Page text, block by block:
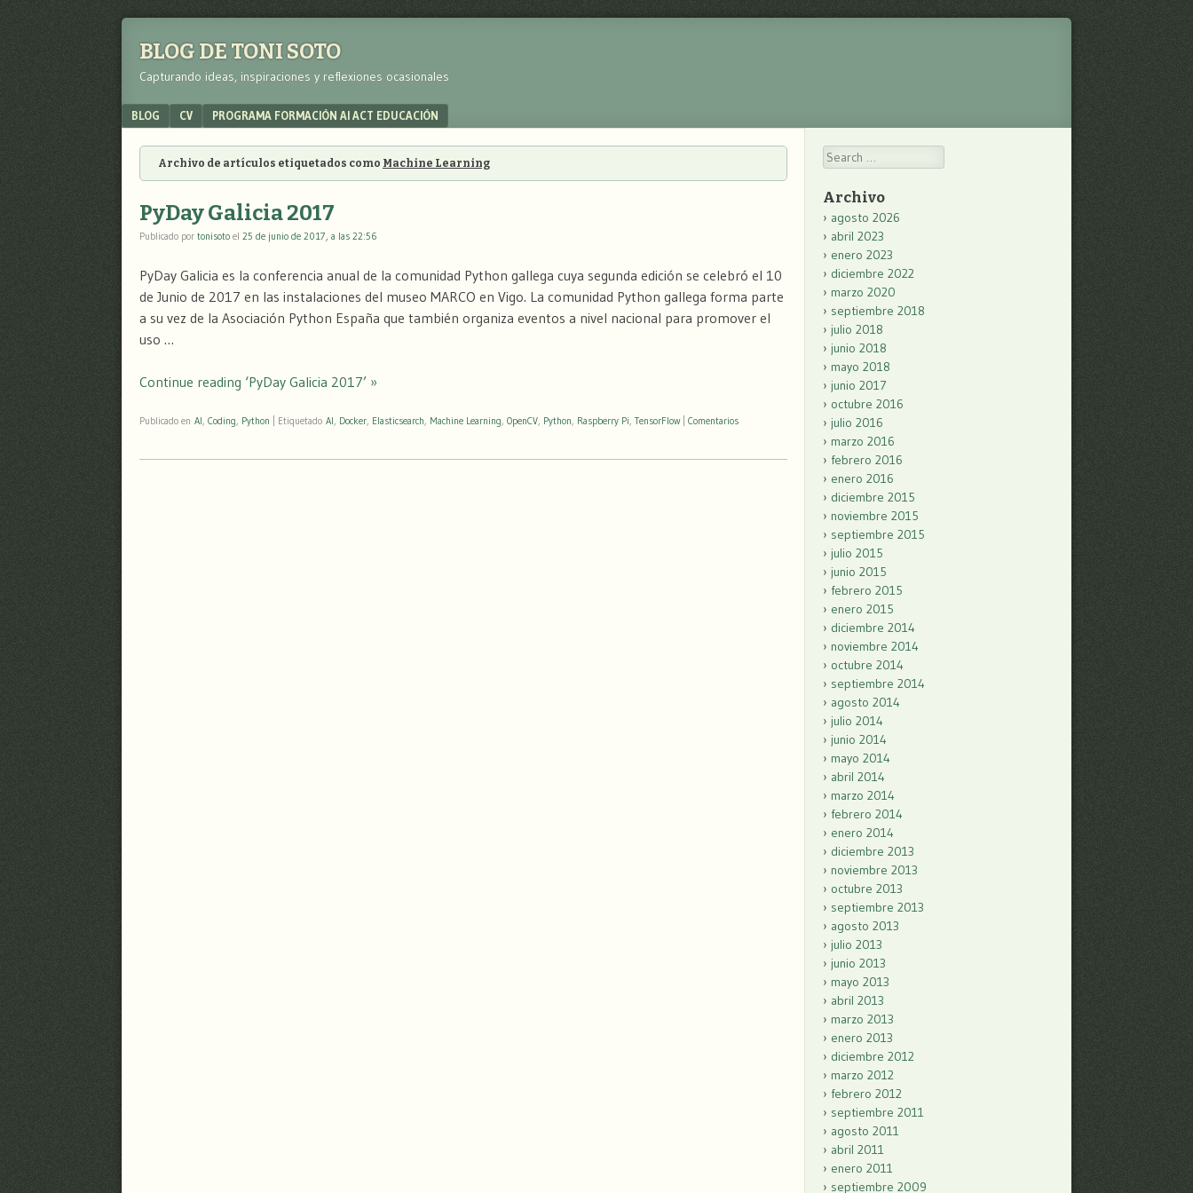
BLOG DE TONI SOTO
Capturando ideas, inspiraciones y reflexiones ocasionales
Menu
SKIP TO CONTENT
BLOG CV PROGRAMA FORMACIÓN AI ACT EDUCACIÓN
Archivo de artículos etiquetados como Machine Learning
PyDay Galicia 2017
Publicado por tonisoto el 25 de junio de 2017, a las 22:56
PyDay Galicia es la conferencia anual de la comunidad Python gallega cuya segunda edición se celebró el 10
de Junio de 2017 en las instalaciones del museo MARCO en Vigo. La comunidad Python gallega forma parte
a su vez de la Asociación Python España que también organiza eventos a nivel nacional para promover el
uso …
Continue reading ‘PyDay Galicia 2017’ »
Publicado en AI, Coding, Python Etiquetado AI, Docker, Elasticsearch, Machine Learning, OpenCV, Python, Raspberry Pi, TensorFlow Comentarios
Search
Archivo
agosto 2026
abril 2023
enero 2023
diciembre 2022
marzo 2020
septiembre 2018
julio 2018
junio 2018
mayo 2018
junio 2017
octubre 2016
julio 2016
marzo 2016
febrero 2016
enero 2016
diciembre 2015
noviembre 2015
septiembre 2015
julio 2015
junio 2015
febrero 2015
enero 2015
diciembre 2014
noviembre 2014
octubre 2014
septiembre 2014
agosto 2014
julio 2014
junio 2014
mayo 2014
abril 2014
marzo 2014
febrero 2014
enero 2014
diciembre 2013
noviembre 2013
octubre 2013
septiembre 2013
agosto 2013
julio 2013
junio 2013
mayo 2013
abril 2013
marzo 2013
enero 2013
diciembre 2012
marzo 2012
febrero 2012
septiembre 2011
agosto 2011
abril 2011
enero 2011
septiembre 2009